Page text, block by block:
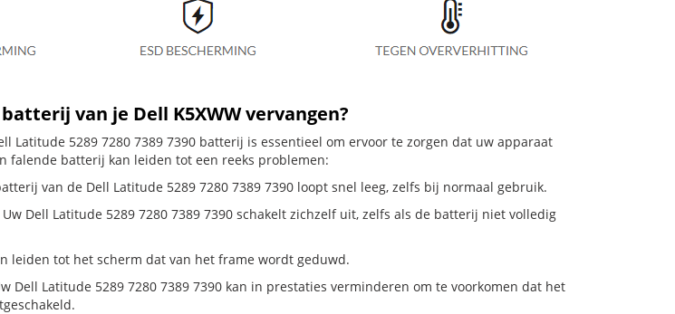
van je Dell K5XWW vervangen?
Latitude 5289 7280 7389 7390 batterij is essentieel om ervoor te zorgen dat uw apparaat
falende batterij kan leiden tot een reeks problemen:
van de Dell Latitude 5289 7280 7389 7390 loopt snel leeg, zelfs bij normaal gebruik.
Dell Latitude 5289 7280 7389 7390 schakelt zichzelf uit, zelfs als de batterij niet volledig
leiden tot het scherm dat van het frame wordt geduwd.
Dell Latitude 5289 7280 7389 7390 kan in prestaties verminderen om te voorkomen dat het